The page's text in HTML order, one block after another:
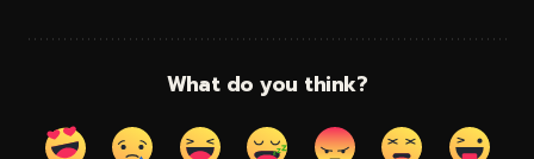
What do you think?